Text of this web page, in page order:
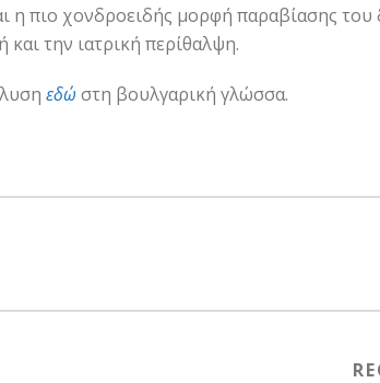
η πιο χονδροειδής μορφή παραβίασης
την ιατρική περίθαλψη.
εδώ στη βουλγαρική γλώσσα.